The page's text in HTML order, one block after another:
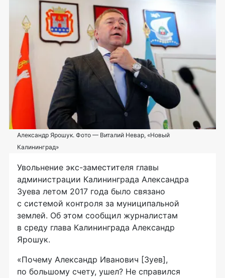
Александр Ярошук. Фото — Виталий Невар, «Новый
Калининград»
Увольнение экс-заместителя главы
администрации Калининграда Александра
Зуева летом 2017 года было связано
с системой контроля за муниципальной
землей. Об этом сообщил журналистам
в среду глава Калининграда Александр
Ярошук.
«Почему Александр Иванович [Зуев],
по большому счету, ушел? Не справился